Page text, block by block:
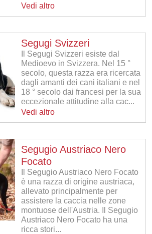
Vedi altro
Segugi Svizzeri
Il Segugi Svizzeri esiste dal
Medioevo in Svizzera. Nel 15 °
secolo, questa razza era ricercata
dagli amanti dei cani italiani e nel
18 ° secolo dai francesi per la sua
eccezionale attitudine alla cac...
Vedi altro
Segugio Austriaco Nero
Focato
Il Segugio Austriaco Nero Focato
è una razza di origine austriaca,
allevato principalmente per
assistere la caccia nelle zone
montuose dell'Austria. Il Segugio
Austriaco Nero Focato ha una
ricca stori...